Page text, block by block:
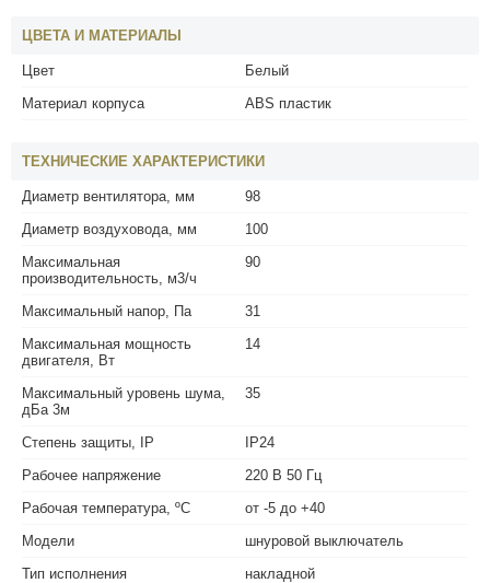
ЦВЕТА И МАТЕРИАЛЫ
Цвет
Белый
Материал корпуса
ABS пластик
ТЕХНИЧЕСКИЕ ХАРАКТЕРИСТИКИ
Диаметр вентилятора, мм
98
Диаметр воздуховода, мм
100
Максимальная
производительность, м3/ч
90
Максимальный напор, Па
31
Максимальная мощность
двигателя, Вт
14
Максимальный уровень шума,
дБа 3м
35
Степень защиты, IP
IP24
Рабочее напряжение
220 В 50 Гц
Рабочая температура, ºС
от -5 до +40
Модели
шнуровой выключатель
Тип исполнения
накладной